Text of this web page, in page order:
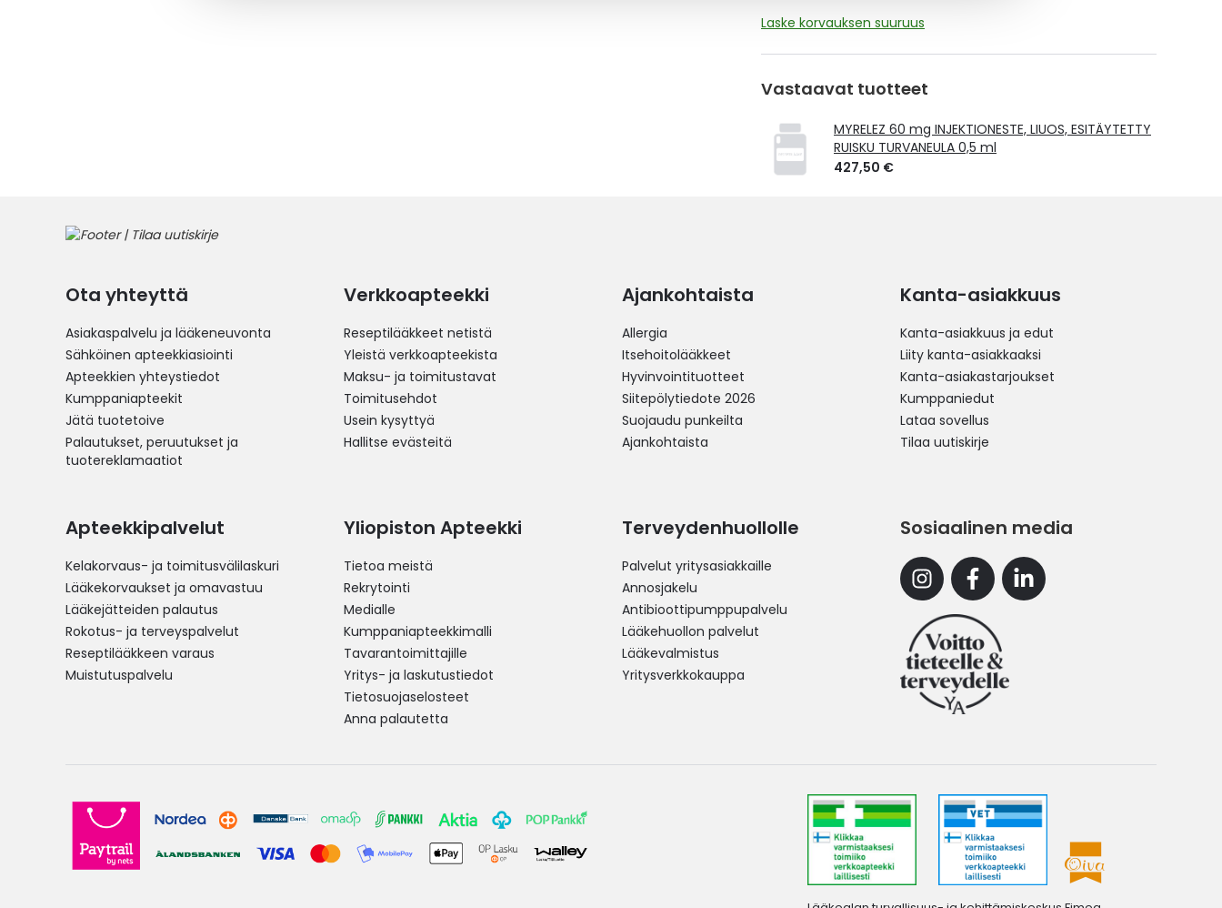
Laske korvauksen suuruus
Vastaavat tuotteet
MYRELEZ 60 mg INJEKTIONESTE, LIUOS, ESITÄYTETTY
RUISKU TURVANEULA 0,5 ml
427,50 €
Ota yhteyttä
Asiakaspalvelu ja lääkeneuvonta
Sähköinen apteekkiasiointi
Apteekkien yhteystiedot
Kumppaniapteekit
Jätä tuotetoive
Palautukset, peruutukset ja
tuotereklamaatiot
Verkkoapteekki
Reseptilääkkeet netistä
Yleistä verkkoapteekista
Maksu- ja toimitustavat
Toimitusehdot
Usein kysyttyä
Hallitse evästeitä
Ajankohtaista
Allergia
Itsehoitolääkkeet
Hyvinvointituotteet
Siitepölytiedote 2026
Suojaudu punkeilta
Ajankohtaista
Kanta-asiakkuus
Kanta-asiakkuus ja edut
Liity kanta-asiakkaaksi
Kanta-asiakastarjoukset
Kumppaniedut
Lataa sovellus
Tilaa uutiskirje
Apteekkipalvelut
Kelakorvaus- ja toimitusvälilaskuri
Lääkekorvaukset ja omavastuu
Lääkejätteiden palautus
Rokotus- ja terveyspalvelut
Reseptilääkkeen varaus
Muistutuspalvelu
Yliopiston Apteekki
Tietoa meistä
Rekrytointi
Medialle
Kumppaniapteekkimalli
Tavarantoimittajille
Yritys- ja laskutustiedot
Tietosuojaselosteet
Anna palautetta
Terveydenhuollolle
Palvelut yritysasiakkaille
Annosjakelu
Antibioottipumppupalvelu
Lääkehuollon palvelut
Lääkevalmistus
Yritysverkkokauppa
Sosiaalinen media
InstagramFacebookLinkedin